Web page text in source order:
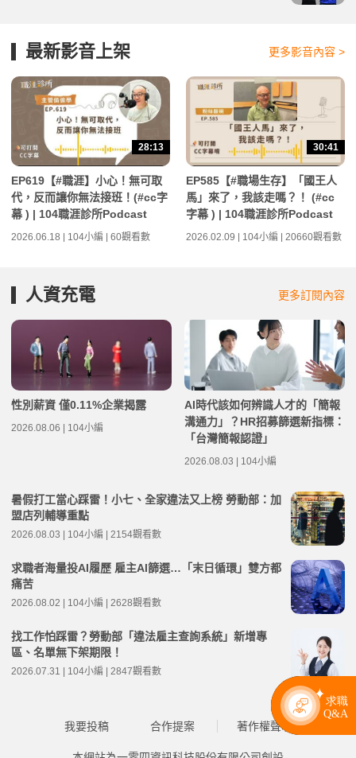
最新影音上架 更多影音內容 >
28:13
EP619【#職涯】小心！無可取
代，反而讓你無法接班！(#cc字
幕 ) | 104職涯診所Podcast
2026.06.18 | 104小編 | 60觀看數
30:41
EP585【#職場生存】「國王人
馬」來了，我該走嗎？！ (#cc
字幕 ) | 104職涯診所Podcast
2026.02.09 | 104小編 | 20660觀看數
人資充電 更多訂閱內容
性別薪資 僅0.11%企業揭露
2026.08.06 | 104小編
AI時代該如何辨識人才的「簡報
溝通力」？HR招募篩選新指標：
「台灣簡報認證」
2026.08.03 | 104小編
暑假打工當心踩雷！小七、全家違法又上榜 勞動部：加
盟店列輔導重點
2026.08.03 | 104小編 | 2154觀看數
求職者海量投AI履歷 雇主AI篩選…「末日循環」雙方都
痛苦
2026.08.02 | 104小編 | 2628觀看數
找工作怕踩雷？勞動部「違法雇主查詢系統」新增專
區、名單無下架期限！
2026.07.31 | 104小編 | 2847觀看數
我要投稿 合作提案 著作權聲明